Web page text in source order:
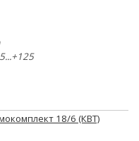
18/6 (КВТ)